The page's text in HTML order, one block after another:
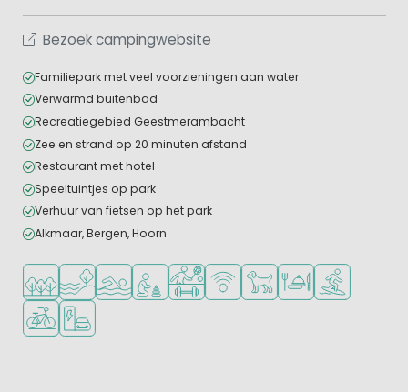
Bezoek campingwebsite
Familiepark met veel voorzieningen aan water
Verwarmd buitenbad
Recreatiegebied Geestmerambacht
Zee en strand op 20 minuten afstand
Restaurant met hotel
Speeltuintjes op park
Verhuur van fietsen op het park
Alkmaar, Bergen, Hoorn
Ligt in een bosrijke omgeving
Ligt bij het water
Openlucht zwembad
Aanbevolen voor jonge kinderen
Veel mogelijkheden om te sporten
WiFi beschikbaar
Huisdieren toegestaan
Restaurant of
FietsverhuurLaadpaal elektrische auto